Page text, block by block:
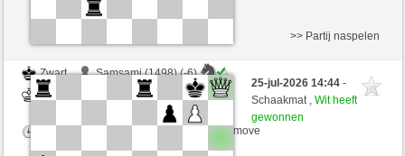
Zwart
Samsami (1498) (-6)
Wit
Simonio (1771) (+6)
Speelduur: 5 minutes/side + 3 seconds/move
>> Partij naspelen
25-jul-2026 14:44-
Schaakmat ,Wit heeft
gewonnen